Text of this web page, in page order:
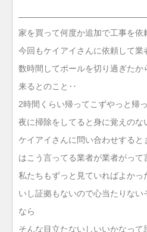
家を買って何度か追加で工事を依
今回もケイアイさんに依頼して業
数時間してポールを切り過ぎたか
来るとのこと‥
2時間くらい帰ってこずやっと帰
夜に掃除をしてると身に覚えの
ケイアイさんに問い合わせする
はこう言ってる業者が業者がって
私たちもずっと見ていればよかっ
いし証拠もないので心当たりない
なら
そんな目立たないしいいかなって